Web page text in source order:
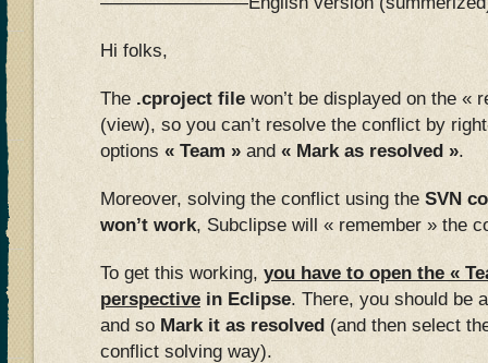
Hi folks,
The .cproject file won’t be displayed on the «
(view), so you can’t resolve the conflict by
options « Team » and « Mark as resolved ».
Moreover, solving the conflict using the SVN
won’t work, Subclipse will « remember » the
To get this working, you have to open the «
perspective in Eclipse. There, you should be
and so Mark it as resolved (and then select
conflict solving way).